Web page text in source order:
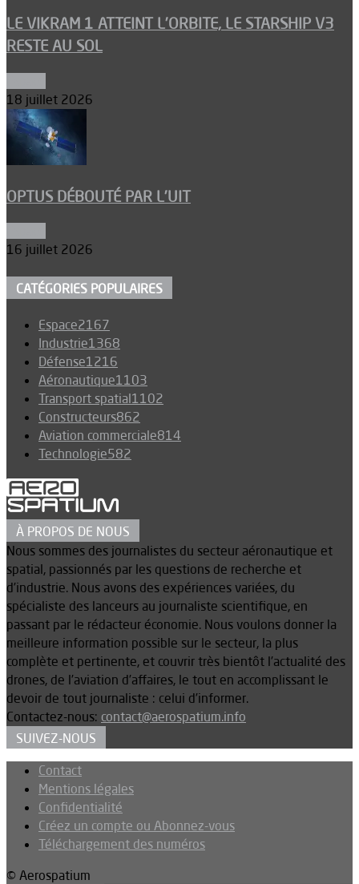
LE VIKRAM 1 ATTEINT L’ORBITE, LE STARSHIP V3
RESTE AU SOL
18 juillet 2026
OPTUS DÉBOUTÉ PAR L’UIT
16 juillet 2026
CATÉGORIES POPULAIRES
Espace2167
Industrie1368
Défense1216
Aéronautique1103
Transport spatial1102
Constructeurs862
Aviation commerciale814
Technologie582
À PROPOS DE NOUS
Nous sommes des journalistes du secteur aéronautique et
spatial, passionnés par les questions de recherche et
d’industrie. Nous avons des expériences variées, du
spécialiste des lanceurs au journaliste scientifique, en
passant par le rédacteur économie. Nous voulons donner la
meilleure information possible sur le secteur, la plus
complète et pertinente, et couvrir très bientôt l’actualité des
drones, de l’aviation d’affaires, le tout en accomplissant le
devoir de tout journaliste : celui d’informer.
Contactez-nous: contact@aerospatium.info
SUIVEZ-NOUS
Contact
Mentions légales
Confidentialité
Créez un compte ou Abonnez-vous
Téléchargement des numéros
© Aerospatium